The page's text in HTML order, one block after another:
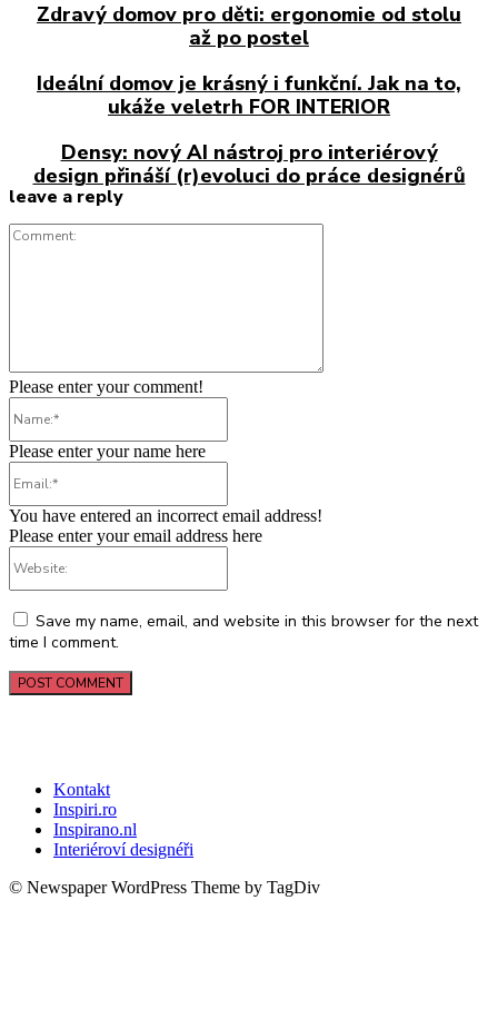
Zdravý domov pro děti: ergonomie od stolu
až po postel
Ideální domov je krásný i funkční. Jak na to,
ukáže veletrh FOR INTERIOR
Densy: nový AI nástroj pro interiérový
design přináší (r)evoluci do práce designérů
leave a reply
Please enter your comment!
Please enter your name here
You have entered an incorrect email address!
Please enter your email address here
Save my name, email, and website in this browser for the next
time I comment.
Kontakt
Inspiri.ro
Inspirano.nl
Interiéroví designéři
© Newspaper WordPress Theme by TagDiv